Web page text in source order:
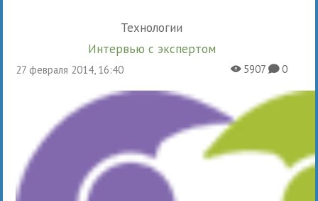
Технологии
Интервью с экспертом
27 февраля 2014, 16:40 X5907K0